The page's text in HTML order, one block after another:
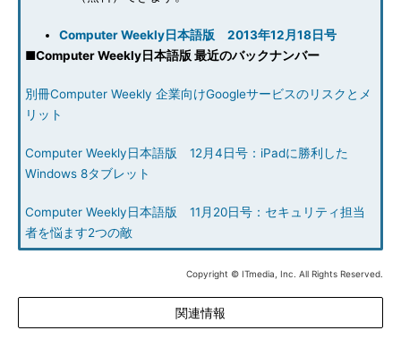
Computer Weekly日本語版 2013年12月18日号
■Computer Weekly日本語版 最近のバックナンバー
別冊Computer Weekly 企業向けGoogleサービスのリスクとメ
リット
Computer Weekly日本語版 12月4日号：iPadに勝利した
Windows 8タブレット
Computer Weekly日本語版 11月20日号：セキュリティ担当
者を悩ます2つの敵
Copyright © ITmedia, Inc. All Rights Reserved.
関連情報